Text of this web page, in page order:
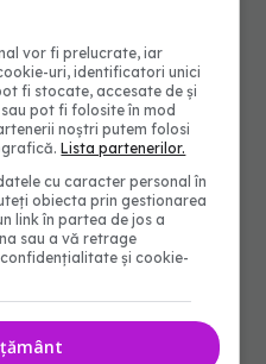
vor fi prelucrate, iar
uri, identificatori unici
fi stocate, accesate de și
pot fi folosite în mod
noștri putem folosi
Lista partenerilor.
cu caracter personal în
obiecta prin gestionarea
link în partea de jos a
sau a vă retrage
și cookie-